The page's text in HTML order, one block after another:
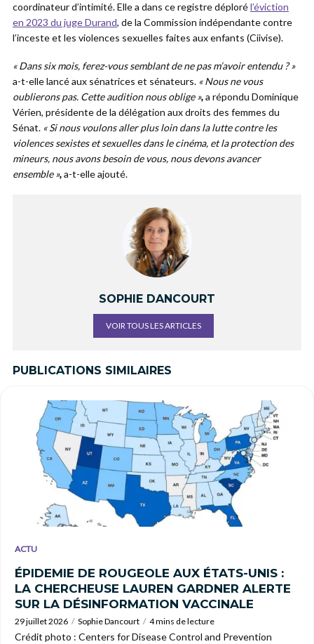
coordinateur d’intimité. Elle a dans ce registre déplorél’éviction
en 2023 du juge Durand, de la Commission indépendante contre
l’inceste et les violences sexuelles faites aux enfants (Ciivise).
« Dans six mois, ferez-vous semblant de ne pas m’avoir entendu ? »
a-t-elle lancé aux sénatrices et sénateurs. « Nous ne vous
oublierons pas. Cette audition nous oblige »,a répondu Dominique
Vérien, présidente de la délégation aux droits des femmes du
Sénat. « Si nous voulons aller plus loin dans la lutte contre les
violences sexistes et sexuelles dans le cinéma, et la protection des
mineurs, nous avons besoin de vous, nous devons avancer
ensemble »,a-t-elle ajouté.
SOPHIE DANCOURT
VOIR TOUS LES ARTICLES
PUBLICATIONS SIMILAIRES
ACTU
ÉPIDEMIE DE ROUGEOLE AUX ÉTATS-UNIS :
LA CHERCHEUSE LAUREN GARDNER ALERTE
SUR LA DÉSINFORMATION VACCINALE
29 juillet 2026 Sophie Dancourt 4 mins de lecture
Crédit photo : Centers for Disease Control and Prevention